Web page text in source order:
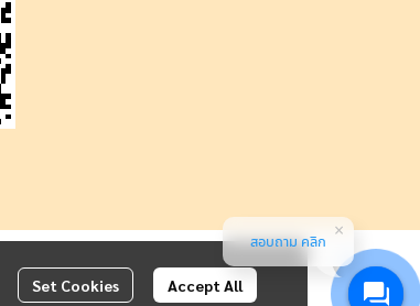
Set Cookies Accept All
สอบถาม คลิก